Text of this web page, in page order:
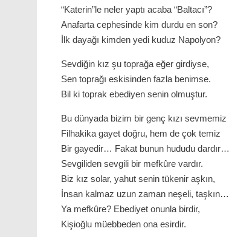
“Katerin”le neler yaptı acaba “Baltacı”?
Anafarta cephesinde kim durdu en son?
İlk dayağı kimden yedi kuduz Napolyon?
Sevdiğin kız şu toprağa eğer girdiyse,
Sen toprağı eskisinden fazla benimse.
Bil ki toprak ebediyen senin olmuştur.
Bu dünyada bizim bir genç kızı sevmemiz
Filhakika gayet doğru, hem de çok temiz
Bir gayedir… Fakat bunun hududu dardır…
Sevgiliden sevgili bir mefkûre vardır.
Biz kız solar, yahut senin tükenir aşkın,
İnsan kalmaz uzun zaman neşeli, taşkın…
Ya mefkûre? Ebediyet onunla birdir,
Kişioğlu müebbeden ona esirdir.